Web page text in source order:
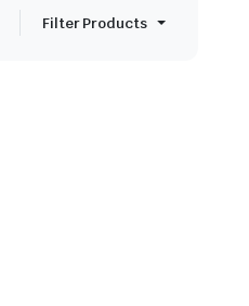
Filter Products